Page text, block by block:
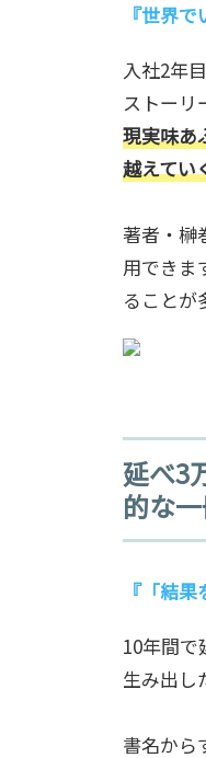
『世界で
入社2年
ストーリ
現実味あ
越えてい
著者・榊
用できま
ることが
延べ3
的な
『「結果
10年間
生み出し
書名から